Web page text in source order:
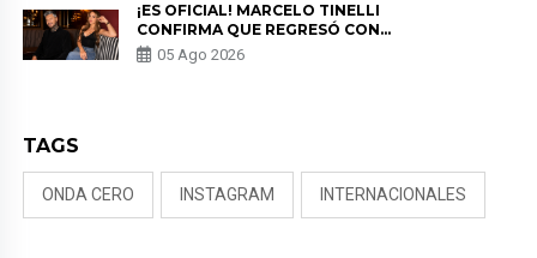
¡ES OFICIAL! MARCELO TINELLI
CONFIRMA QUE REGRESÓ CON
MILETT FIGUEROA: “EL AMOR
PUDO MÁS”
05 Ago 2026
TAGS
ONDA CERO INSTAGRAM INTERNACIONALES